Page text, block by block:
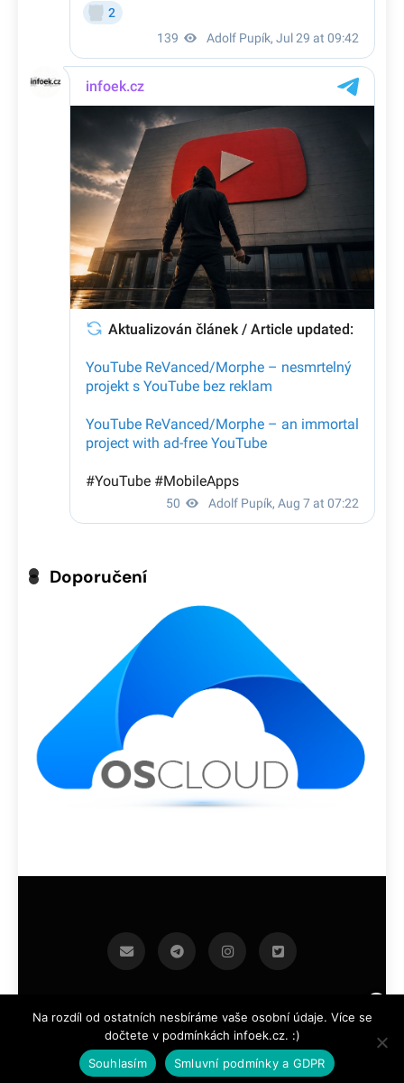
Doporučení
infoek.cz 2026.Developed By BlazeThemes .
Na rozdíl od ostatních nesbíráme vaše osobní údaje. Více se
dočtete v podmínkách infoek.cz. :)
Souhlasím
Smluvní podmínky a GDPR